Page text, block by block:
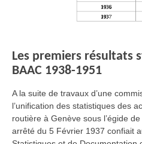
Les premiers résultats
BAAC 1938-1951
A la suite de travaux d’une
l’unification des statistiques des
routière à Genève sous l’égide
arrêté du 5 Février 1937 confiait